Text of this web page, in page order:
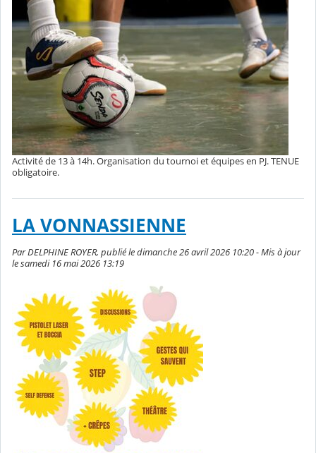
Activité de 13 à 14h. Organisation du tournoi et équipes en PJ. TENUE
obligatoire.
LA VONNASSIENNE
Par DELPHINE ROYER, publié le dimanche 26 avril 2026 10:20 - Mis à jour
le samedi 16 mai 2026 13:19